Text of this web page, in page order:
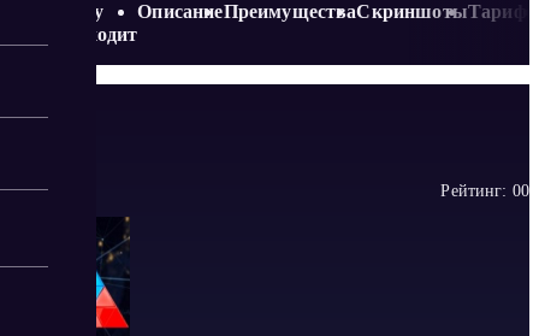
Кому
подходит
ОписаниеПреимуществаСкриншоты
Рейтинг: 00